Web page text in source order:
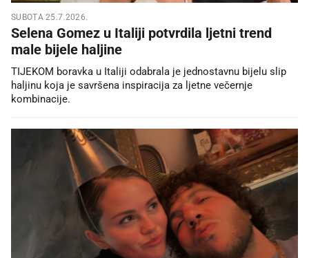
SUBOTA 25.7.2026.
Selena Gomez u Italiji potvrdila ljetni trend
male bijele haljine
TIJEKOM boravka u Italiji odabrala je jednostavnu bijelu slip
haljinu koja je savršena inspiracija za ljetne večernje
kombinacije.